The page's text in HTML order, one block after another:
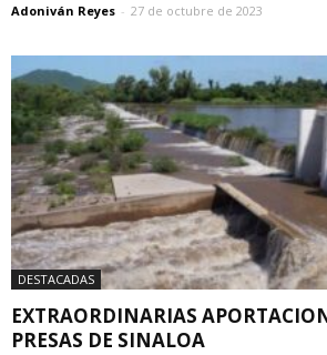
Adoniván Reyes - 27 de octubre de 2023
DESTACADAS
EXTRAORDINARIAS
PRESAS DE SINALOA